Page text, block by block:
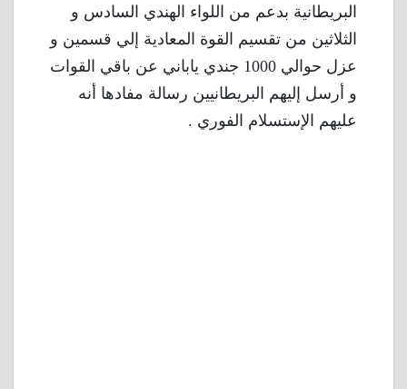
البريطانية بدعم من اللواء الهندي السادس و
الثلاثين من تقسيم القوة المعادية إلي قسمين و
عزل حوالي 1000 جندي ياباني عن باقي القوات
و أرسل إليهم البريطانيين رسالة مفادها أنه
عليهم الإستسلام الفوري .